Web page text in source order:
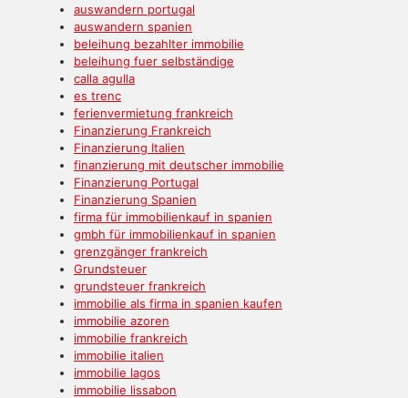
auswandern portugal
auswandern spanien
beleihung bezahlter immobilie
beleihung fuer selbständige
calla agulla
es trenc
ferienvermietung frankreich
Finanzierung Frankreich
Finanzierung Italien
finanzierung mit deutscher immobilie
Finanzierung Portugal
Finanzierung Spanien
firma für immobilienkauf in spanien
gmbh für immobilienkauf in spanien
grenzgänger frankreich
Grundsteuer
grundsteuer frankreich
immobilie als firma in spanien kaufen
immobilie azoren
immobilie frankreich
immobilie italien
immobilie lagos
immobilie lissabon